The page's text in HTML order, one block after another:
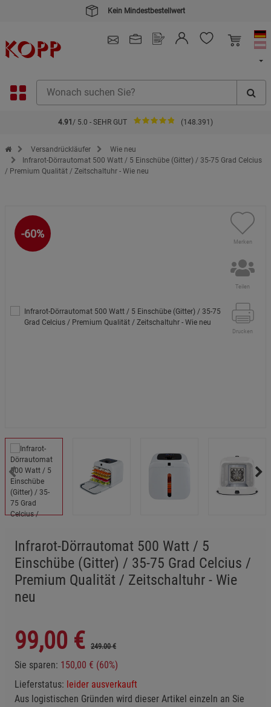
Kein Mindestbestellwert
4.91 / 5.0 - SEHR GUT (148.391)
Zur Startseite des Kopp Verlag Online-Shop
Versandrückläufer
Wie neu
Infrarot-Dörrautomat 500 Watt / 5 Einschübe (Gitter) / 35-75 Grad Celcius
/ Premium Qualität / Zeitschaltuhr - Wie neu
-60%
Merken
Teilen
Drucken
Infrarot-Dörrautomat 500 Watt / 5
Einschübe (Gitter) / 35-75 Grad Celcius /
Premium Qualität / Zeitschaltuhr - Wie
neu
99,00 € 249.00 €
Sie sparen: 150,00 € (60%)
Lieferstatus: leider ausverkauft
Aus logistischen Gründen wird dieser Artikel einzeln an Sie